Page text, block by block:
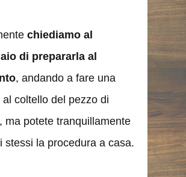
chiediamo al
di prepararla al
, andando a fare una
al coltello del pezzo di
ma potete tranquillamente
stessi la procedura a casa.